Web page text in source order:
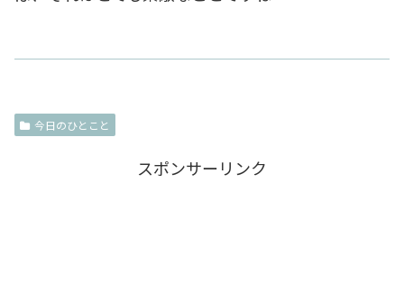
今日のひとこと
スポンサーリンク